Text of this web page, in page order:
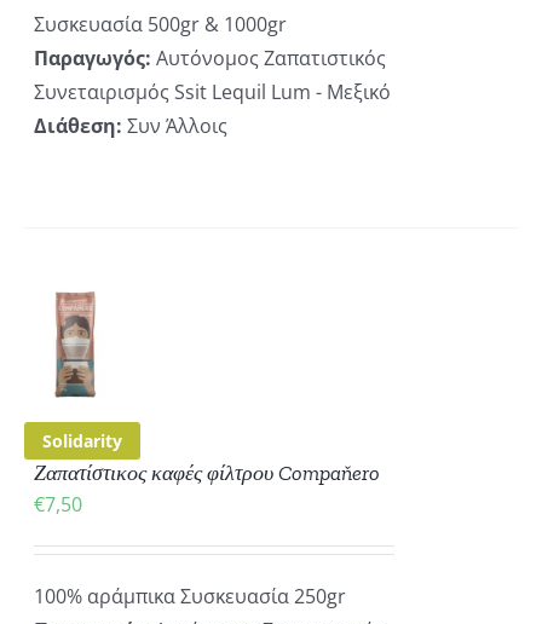
Συσκευασία 500gr & 1000gr
Παραγωγός: Αυτόνομος Ζαπατιστικός
Συνεταιρισμός Ssit Lequil Lum - Μεξικό
Διάθεση: Συν Άλλοις
Solidarity
Ζαπατίστικος καφές φίλτρου Compaňero
€7,50
100% αράμπικα Συσκευασία 250gr